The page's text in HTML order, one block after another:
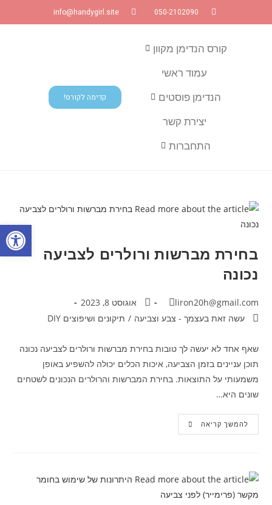
050-2102090
info@handygirl.site
קורס הנדימן מקוון
עמוד ראשי
הנדימן פוסטים
יצירת קשר
התחברות
קדימה לקורס!
בחירת מברשות ורולרים לצביעה
נכונה
liron20h@gmail.com
אוגוסט 8, 2023
עשה זאת בעצמך - צבע וצביעה / תיקונים ושיפוצים DIY
שאף אחד לא יעשה לך טובות בחירת מברשות ורולרים לצביעה נכונה
תוכן עניינים בזמן הצביעה, איכות הכלים יכולה להשפיע באופן
משמעותי על התוצאות. בחירת המברשות והרולרים הנכונים לשטחים
שונים היא…
להמשך קריאה